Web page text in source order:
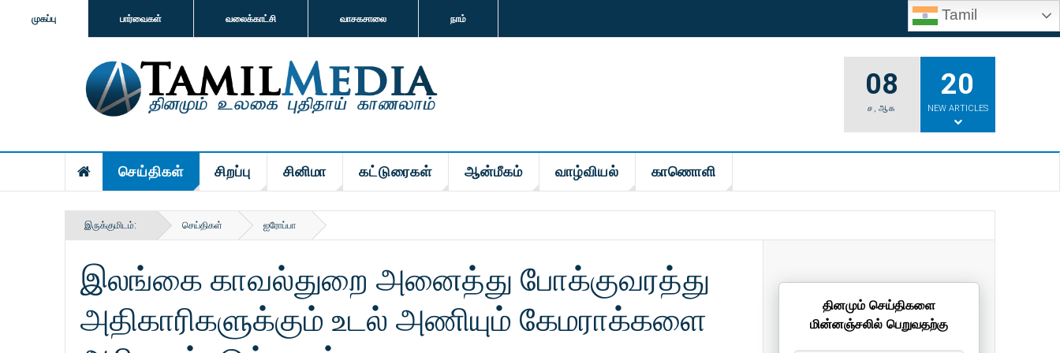
முகப்பு பார்வைகள் வலைக்காட்சி வாசகசாலை நாம் Tamil
08
ச , ஆக
20
NEW ARTICLES
செய்திகள் சிறப்பு சினிமா கட்டுரைகள் ஆன்மீகம் வாழ்வியல் காணொளி
இருக்குமிடம்: செய்திகள் ஐரோப்பா
இலங்கை காவல்துறை அனைத்து போக்குவரத்து
அதிகாரிகளுக்கும் உடல் அணியும் கேமராக்களை
தினமும் செய்திகளை
மின்னஞ்சலில் பெறுவதற்கு